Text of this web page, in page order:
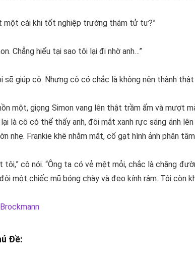
một cái khi tốt nghiệp trường thám tử tư?”
Chẳng hiểu tại sao tôi lại đi nhờ anh…”
sẽ giúp cô. Nhưng cô có chắc là không nên thành
một, giọng Simon vang lên thật trầm ấm và mượt
là cô có thể thấy anh, đôi mắt xanh rực sáng ánh
nhẹ. Frankie khẽ nhắm mắt, cố gạt hình ảnh phân
tôi,” cô nói. “Ông ta có vẻ mệt mỏi, chắc là chặng
một chiếc mũ bóng chày và đeo kính râm. Tôi còn
Đề: